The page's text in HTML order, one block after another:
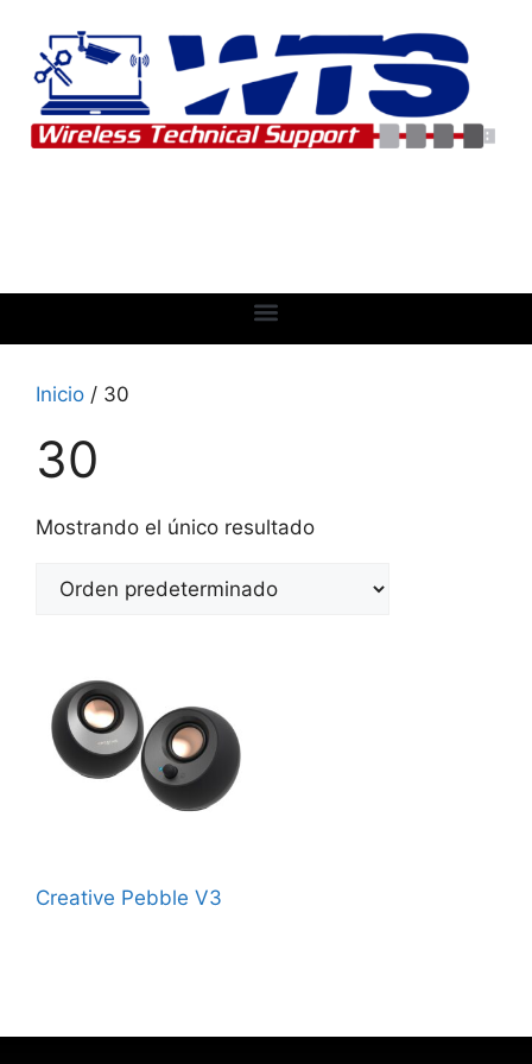
Inicio / 30
30
Mostrando el único resultado
Creative Pebble V3